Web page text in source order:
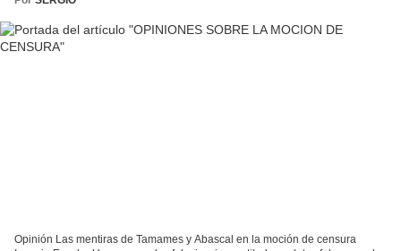
Opinión Las mentiras de Tamames y Abascal en la moción de censura